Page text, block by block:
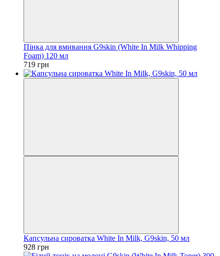
Пінка для вмивання G9skin (White In Milk Whipping
Foam) 120 мл
719 грн
Капсульна сироватка White In Milk, G9skin, 50 мл
928 грн